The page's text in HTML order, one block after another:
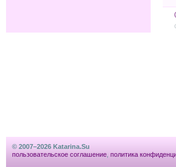
(
© 2007–2026 Katarina.Su
пользовательское соглашение политика